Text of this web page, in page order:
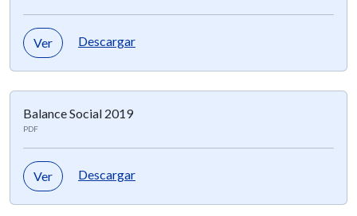
Ver Descargar
Balance Social 2019
PDF
Ver Descargar